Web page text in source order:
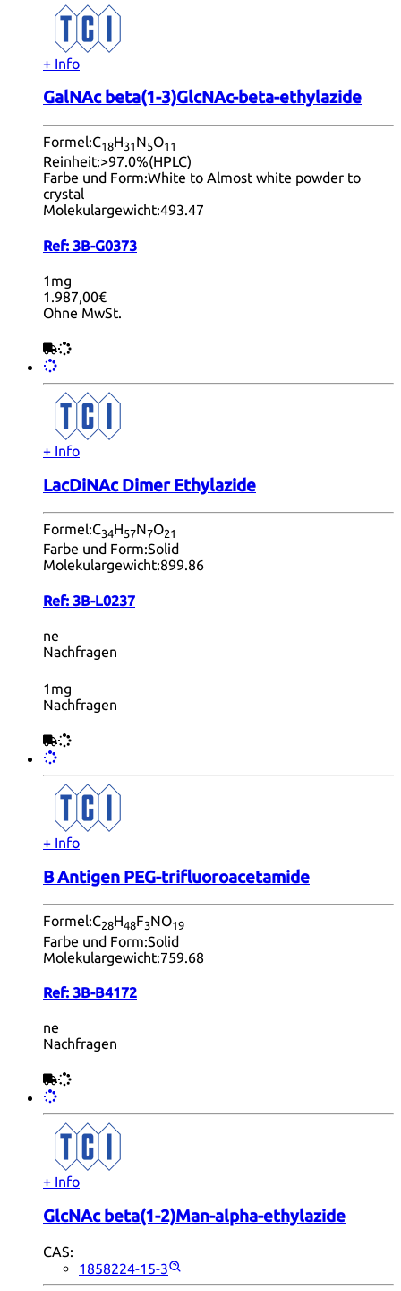
+ Info
GalNAc beta(1-3)GlcNAc-beta-ethylazide
Formel:C18H31 N5O11
Reinheit:>97.0%(HPLC)
Farbe und Form:White to Almost white powder to
crystal
Molekulargewicht:493.47
Ref: 3B-G0373
1mg
1.987,00€
Ohne MwSt.
+ Info
LacDiNAc Dimer Ethylazide
Formel:C34H57N7O21
Farbe und Form:Solid
Molekulargewicht:899.86
Ref: 3B-L0237
ne
Nachfragen
1mg
Nachfragen
+ Info
B Antigen PEG-trifluoroacetamide
Formel:C28H48F3NO19
Farbe und Form:Solid
Molekulargewicht:759.68
Ref: 3B-B4172
ne
Nachfragen
+ Info
GlcNAc beta(1-2)Man-alpha-ethylazide
CAS:
1858224-15-3